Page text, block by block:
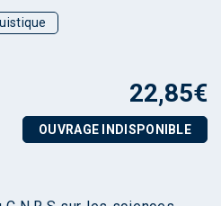
22,85€
OUVRAGE INDISPONIBLE